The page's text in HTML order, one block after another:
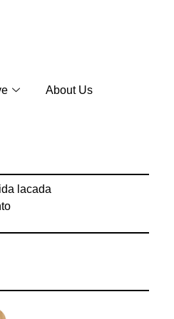
About Us
lacada